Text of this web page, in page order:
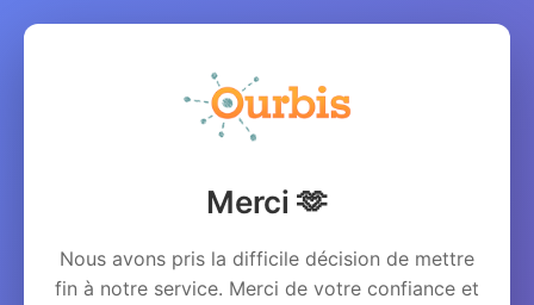
Merci 🫶
Nous avons pris la difficile décision de mettre
fin à notre service. Merci de votre confiance et